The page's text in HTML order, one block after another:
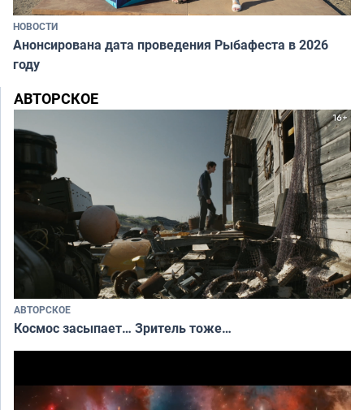
НОВОСТИ
Анонсирована дата проведения Рыбафеста в 2026
году
АВТОРСКОЕ
АВТОРСКОЕ
Космос засыпает… Зритель тоже…